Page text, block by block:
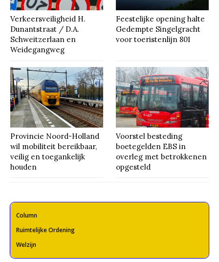
Verkeersveiligheid H.
Dunantstraat / D.A.
Schweitzerlaan en
Weidegangweg
Feestelijke opening halte
Gedempte Singelgracht
voor toeristenlijn 801
Provincie Noord-Holland
wil mobiliteit bereikbaar,
veilig en toegankelijk
houden
Voorstel besteding
boetegelden EBS in
overleg met betrokkenen
opgesteld
Column
Ruimtelijke Ordening
Welzijn